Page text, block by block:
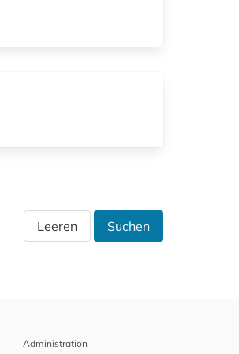
Leeren Suchen
Administration